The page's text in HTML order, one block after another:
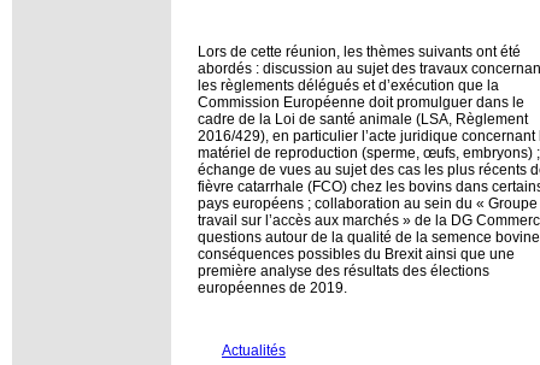
Lors de cette réunion, les thèmes suivants ont été
abordés : discussion au sujet des travaux
les règlements délégués et d’exécution que la
Commission Européenne doit promulguer dans le
cadre de la Loi de santé animale (LSA, Règlement
2016/429), en particulier l’acte juridique concernant
matériel de reproduction (sperme, œufs, embryons) ;
échange de vues au sujet des cas les plus récents
fièvre catarrhale (FCO) chez les bovins dans
pays européens ; collaboration au sein du «
travail sur l’accès aux marchés » de la DG
questions autour de la qualité de la semence
conséquences possibles du Brexit ainsi que une
première analyse des résultats des élections
européennes de 2019.
Actualités